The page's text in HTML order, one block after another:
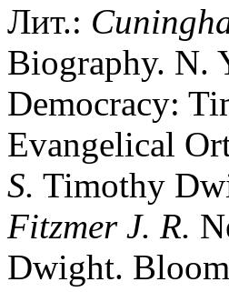
Лит.:
Biography. N.
Democracy:
Evangelical
S. Timothy
Fitzmer J. R.
Dwight.